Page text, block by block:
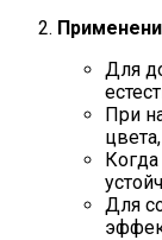
Для
При
Для